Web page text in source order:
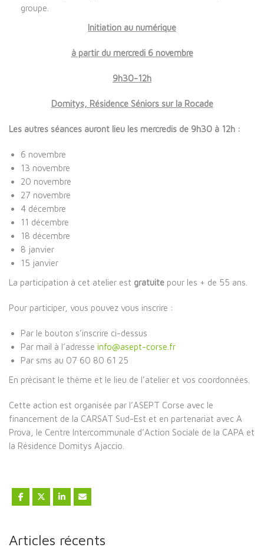
groupe.
Initiation au numérique
à partir du mercredi 6 novembre
9h30-12h
Domitys, Résidence Séniors sur la Rocade
Les autres séances auront lieu les mercredis de 9h30 à 12h :
6 novembre
13 novembre
20 novembre
27 novembre
4 décembre
11 décembre
18 décembre
8 janvier
15 janvier
La participation à cet atelier est gratuite pour les + de 55 ans.
Pour participer, vous pouvez vous inscrire :
Par le bouton s’inscrire ci-dessus
Par mail à l’adresse info@asept-corse.fr
Par sms au 07 60 80 61 25
En précisant le thème et le lieu de l’atelier et vos coordonnées.
Cette action est organisée par l’ASEPT Corse avec le
financement de la CARSAT Sud-Est et en partenariat avec A
Prova, le Centre Intercommunale d’Action Sociale de la CAPA et
la Résidence Domitys Ajaccio.
Articles récents